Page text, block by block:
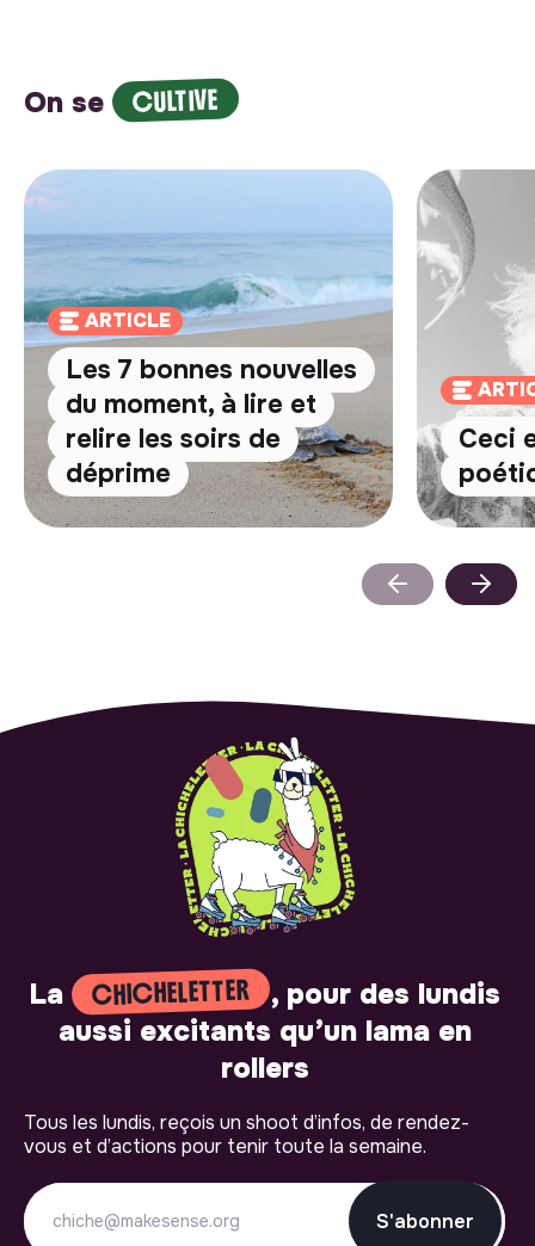
On se CULTIVE
ARTICLE
Les 7 bonnes nouvelles
du moment, à lire et
relire les soirs de
déprime
Ceci
La CHICHELETTER
, pour des lundis
aussi excitants qu’un lama en
rollers
Tous les lundis, reçois un shoot d’infos, de rendez-
vous et d’actions pour tenir toute la semaine.
S'abonner